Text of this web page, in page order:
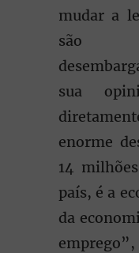
mudar a
são
sua
enorme
14
país, é a
da